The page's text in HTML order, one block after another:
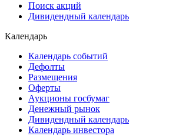
Поиск акций
Дивидендный календарь
Календарь
Календарь событий
Дефолты
Размещения
Оферты
Аукционы госбумаг
Денежный рынок
Дивидендный календарь
Календарь инвестора